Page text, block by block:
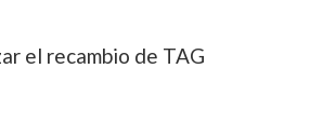
el recambio de TAG